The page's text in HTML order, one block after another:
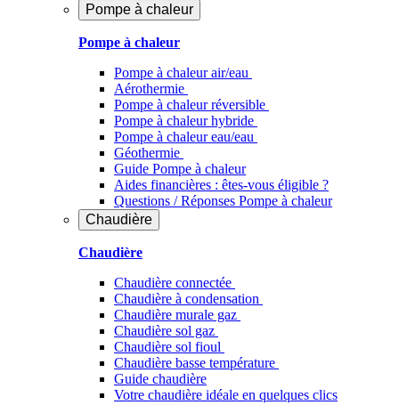
Pompe à chaleur
Pompe à chaleur
Pompe à chaleur air/eau
Aérothermie
Pompe à chaleur réversible
Pompe à chaleur hybride
Pompe à chaleur​ eau/eau
Géothermie
Guide Pompe à chaleur
Aides financières : êtes-vous éligible ?
Questions / Réponses Pompe à chaleur
Chaudière
Chaudière
Chaudière connectée
Chaudière à condensation
Chaudière murale gaz
Chaudière sol gaz
Chaudière sol fioul
Chaudière basse température
Guide chaudière
Votre chaudière idéale en quelques clics